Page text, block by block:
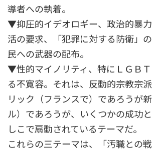
導者への執着。
▼抑圧的イデオロギー、政治的暴
活の要求、「犯罪に対する防衛」
民への武器の配布。
▼性的マイノリティ、特にＬＧＢ
る不寛容。それは、反動的宗教宗
リック（フランスで）であろうが
ル）であろうが、いくつかの成功
しこで扇動されているテーマだ。
これらの三テーマは、「汚職との